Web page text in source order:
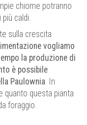
chiome potranno
caldi.
sulla crescita
vogliamo
la produzione di
è possibile
Paulownia. In
quanto questa pianta
foraggio.